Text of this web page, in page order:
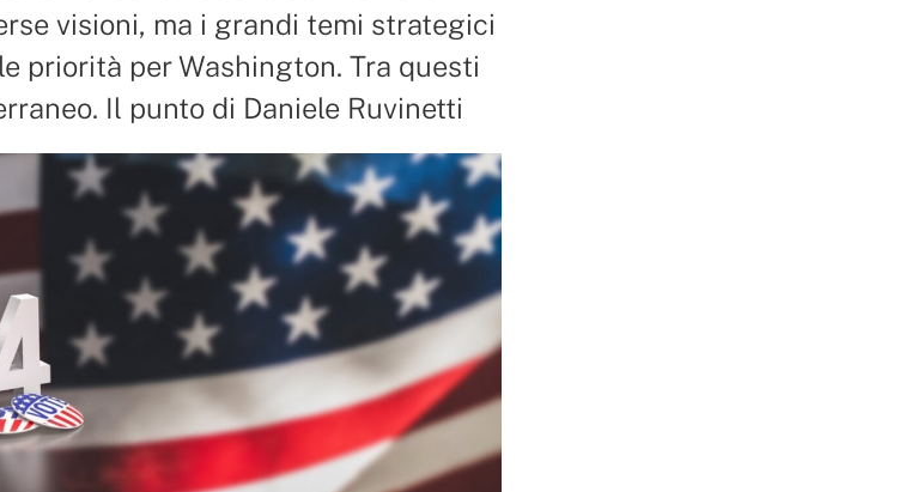
visioni, ma i grandi temi strategici
priorità per Washington. Tra questi
Il punto di Daniele Ruvinetti